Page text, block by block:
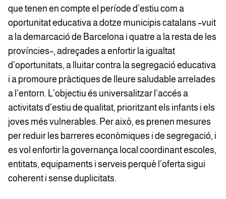
que tenen en compte el període d’estiu com a
oportunitat educativa a dotze municipis catalans –vuit
a la demarcació de Barcelona i quatre a la resta de les
províncies–, adreçades a enfortir la igualtat
d’oportunitats, a lluitar contra la segregació educativa
i a promoure pràctiques de lleure saludable arrelades
a l’entorn. L’objectiu és universalitzar l’accés a
activitats d’estiu de qualitat, prioritzant els infants i els
joves més vulnerables. Per això, es prenen mesures
per reduir les barreres econòmiques i de segregació, i
es vol enfortir la governança local coordinant escoles,
entitats, equipaments i serveis perquè l’oferta sigui
coherent i sense duplicitats.